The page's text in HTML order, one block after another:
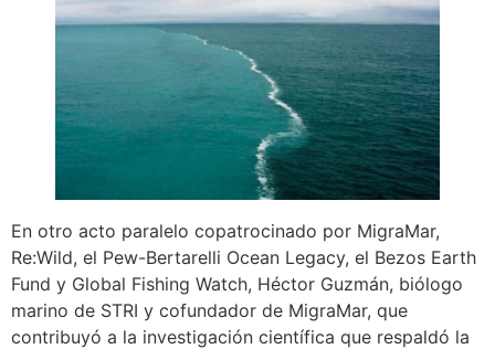
En otro acto paralelo copatrocinado por MigraMar,
Re:Wild, el Pew-Bertarelli Ocean Legacy, el Bezos Earth
Fund y Global Fishing Watch, Héctor Guzmán, biólogo
marino de STRI y cofundador de MigraMar, que
contribuyó a la investigación científica que respaldó la